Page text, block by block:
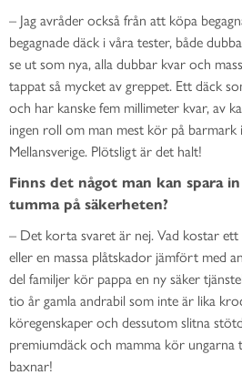
– Jag avråder också från att köpa
begagnade däck i våra tester, både
se ut som nya, alla dubbar kvar och
tappat så mycket av greppet. Ett däck
och har kanske fem millimeter kvar, av
ingen roll om man mest kör på
Mellansverige. Plötsligt är det halt!
Finns det något man kan spara
tumma på säkerheten?
– Det korta svaret är nej. Vad kostar ett
eller en massa plåtskador jämfört med
del familjer kör pappa en ny säker
tio år gamla andrabil som inte är lika
köregenskaper och dessutom slitna
premiumdäck och mamma kör ungarna
baxnar!